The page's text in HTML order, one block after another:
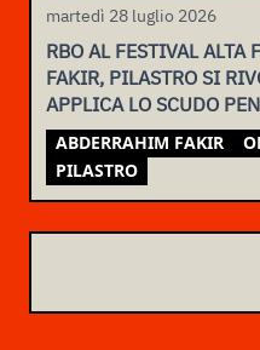
martedì 28 luglio 2026
RBO AL FESTIVAL
FAKIR, PILASTRO SI
APPLICA LO SCUDO
ASSEMBLEA NAZIONALE
ABDERRAHIM FAKIR
PILASTRO